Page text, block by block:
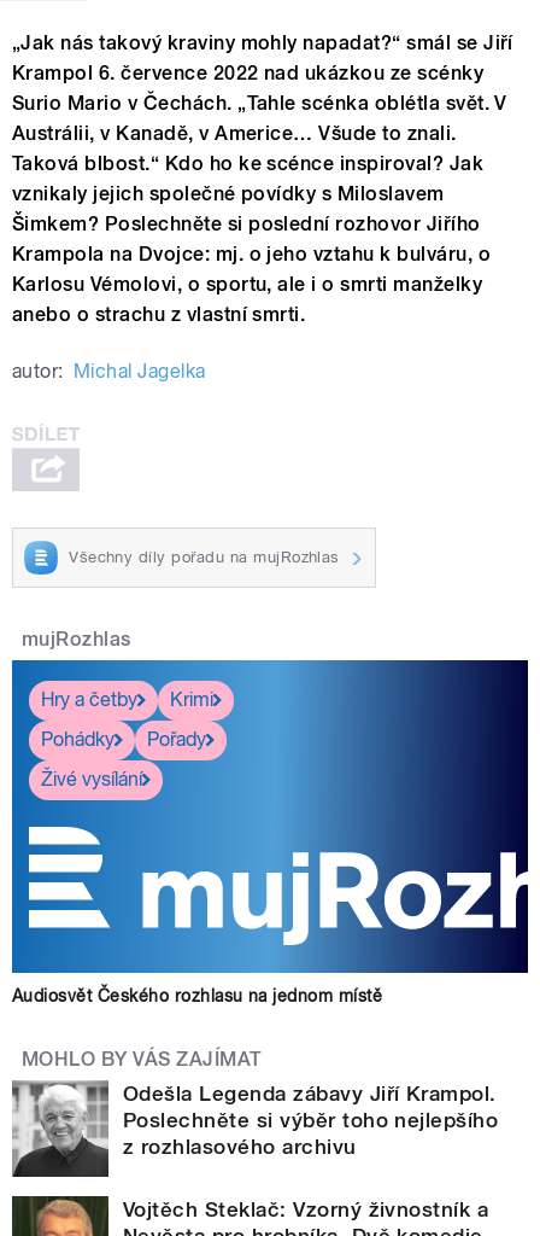
„Jak nás takový kraviny mohly napadat?“ smál se Jiří
Krampol 6. července 2022 nad ukázkou ze scénky
Surio Mario v Čechách. „Tahle scénka oblétla svět. V
Austrálii, v Kanadě, v Americe… Všude to znali.
Taková blbost.“ Kdo ho ke scénce inspiroval? Jak
vznikaly jejich společné povídky s Miloslavem
Šimkem? Poslechněte si poslední rozhovor Jiřího
Krampola na Dvojce: mj. o jeho vztahu k bulváru, o
Karlosu Vémolovi, o sportu, ale i o smrti manželky
anebo o strachu z vlastní smrti.
autor: Michal Jagelka
Všechny díly pořadu na mujRozhlas
mujRozhlas
Hry a četby
Krimi
Pohádky
Pořady
Živé vysílání
Audiosvět Českého rozhlasu na jednom místě
MOHLO BY VÁS ZAJÍMAT
Odešla Legenda zábavy Jiří Krampol.
Poslechněte si výběr toho nejlepšího
z rozhlasového archivu
Vojtěch Steklač: Vzorný živnostník a